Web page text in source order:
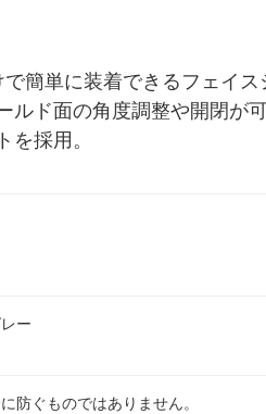
簡単に装着できるフェイ
ルド面の角度調整や開閉が
を採用。
ー
防ぐものではありません。